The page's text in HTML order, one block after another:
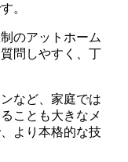
。
のアットホーム
問しやすく、丁
など、家庭では
ことも大きなメ
より本格的な技